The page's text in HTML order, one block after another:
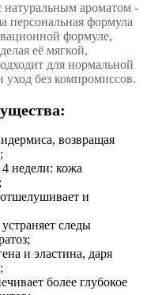
натуральным ароматом -
персональная формула
формуле,
её мягкой,
для нормальной
уход без компромиссов.
возвращая
недели: кожа
и
следы
и эластина, даря
более глубокое